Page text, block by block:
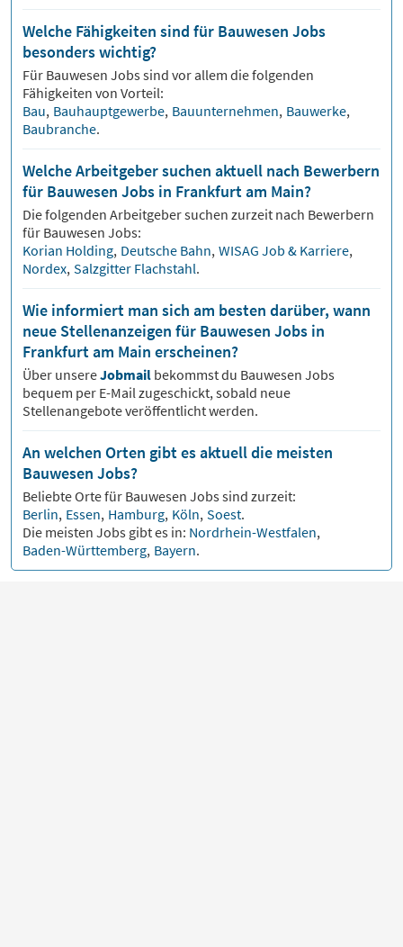
Welche Fähigkeiten sind für Bauwesen Jobs
besonders wichtig?
Für Bauwesen Jobs sind vor allem die folgenden
Fähigkeiten von Vorteil:
Bau, Bauhauptgewerbe, Bauunternehmen, Bauwerke,
Baubranche.
Welche Arbeitgeber suchen aktuell nach Bewerbern
für Bauwesen Jobs in Frankfurt am Main?
Die folgenden Arbeitgeber suchen zurzeit nach Bewerbern
für Bauwesen Jobs:
Korian Holding, Deutsche Bahn, WISAG Job & Karriere,
Nordex, Salzgitter Flachstahl.
Wie informiert man sich am besten darüber, wann
neue Stellenanzeigen für Bauwesen Jobs in
Frankfurt am Main erscheinen?
Über unsereJobmail bekommst du Bauwesen Jobs
bequem per E-Mail zugeschickt, sobald neue
Stellenangebote veröffentlicht werden.
An welchen Orten gibt es aktuell die meisten
Bauwesen Jobs?
Beliebte Orte für Bauwesen Jobs sind zurzeit:
Berlin, Essen, Hamburg, Köln, Soest.
Die meisten Jobs gibt es in: Nordrhein-Westfalen,
Baden-Württemberg, Bayern.